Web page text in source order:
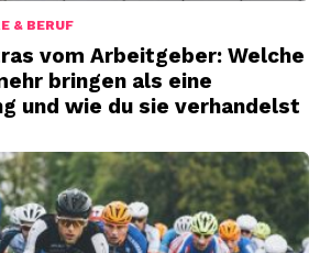
& BERUF
vom Arbeitgeber: Welche
bringen als eine
und wie du sie verhandelst